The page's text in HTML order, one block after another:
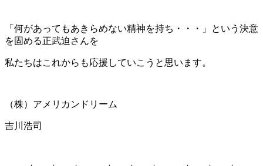
「何があってもあきらめない精神を持ち・・・」という決意
を固める正武迫さんを
私たちはこれからも応援していこうと思います。
（株）アメリカンドリーム
吉川浩司